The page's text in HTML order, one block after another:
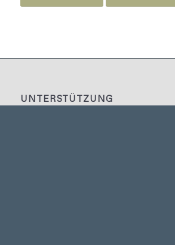
UNTERSTÜTZUNG